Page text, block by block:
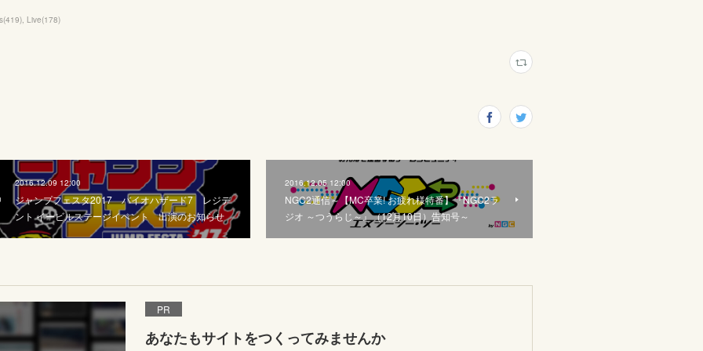
(419) Live(178)
2016.12.09 12:00
ジャンプフェスタ2017 バイオハザード7 レジデ
ント イービルステージイベント 出演のお知らせ
2016.12.05 12:00
NGC2通信～【MC卒業! お疲れ様特番】『NGC2ラ
ジオ ～つうらじ～』（12月10日）告知号～
PR
あなたもサイトをつくってみませんか